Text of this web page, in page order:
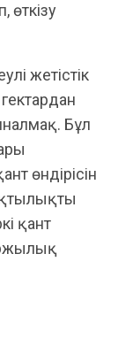
өткізу
жетістік
Бұл
өндірісін
қант